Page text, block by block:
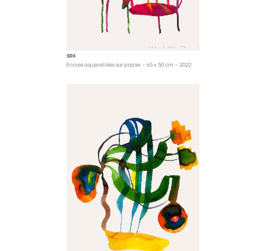
SR4
Encres aquarellées sur papier – 65 x 50 cm – 2022